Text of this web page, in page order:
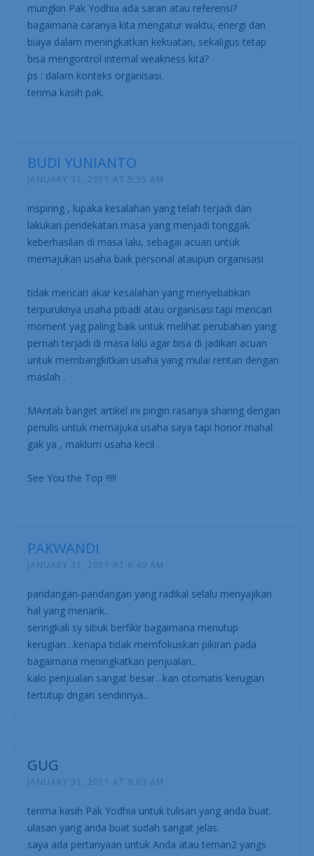
mungkin Pak Yodhia ada saran atau referensi?
bagaimana caranya kita mengatur waktu, energi dan
biaya dalam meningkatkan kekuatan, sekaligus tetap
bisa mengontrol internal weakness kita?
ps : dalam konteks organisasi.
terima kasih pak.
BUDI YUNIANTO
JANUARY 31, 2011 AT 5:35 AM
inspiring , lupaka kesalahan yang telah terjadi dan
lakukan pendekatan masa yang menjadi tonggak
keberhasilan di masa lalu, sebagai acuan untuk
memajukan usaha baik personal ataupun organisasi
tidak mencari akar kesalahan yang menyebabkan
terpuruknya usaha pibadi atau organisasi tapi mencari
moment yag paling baik untuk melihat perubahan yang
pernah terjadi di masa lalu agar bisa di jadikan acuan
untuk membangkitkan usaha yang mulai rentan dengan
maslah .
MAntab banget artikel ini pingin rasanya sharing dengan
penulis untuk memajuka usaha saya tapi honor mahal
gak ya , maklum usaha kecil .
See You the Top !!!!!
PAKWANDI
JANUARY 31, 2011 AT 6:49 AM
pandangan-pandangan yang radikal selalu menyajikan
hal yang menarik..
seringkali sy sibuk berfikir bagaimana menutup
kerugian…kenapa tidak memfokuskan pikiran pada
bagaimana meningkatkan penjualan..
kalo penjualan sangat besar…kan otomatis kerugian
tertutup dngan sendirinya..
GUG
JANUARY 31, 2011 AT 9:03 AM
terima kasih Pak Yodhia untuk tulisan yang anda buat.
ulasan yang anda buat sudah sangat jelas.
saya ada pertanyaan untuk Anda atau teman2 yangs